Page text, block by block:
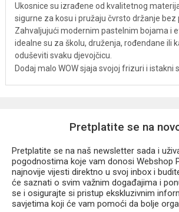
Ukosnice su izrađene od kvalitetnog
sigurne za kosu i pružaju čvrsto držanje bez
Zahvaljujući modernim pastelnim bojama i
idealne su za školu, druženja, rođendane ili
oduševiti svaku djevojčicu.
Dodaj malo WOW sjaja svojoj frizuri i istakni
Pretplatite se na
Pretplatite se na naš newsletter sada i
pogodnostima koje vam donosi Webshop
najnovije vijesti direktno u svoj inbox i
će saznati o svim važnim događajima i
se i osigurajte si pristup ekskluzivnim
savjetima koji će vam pomoći da bolje